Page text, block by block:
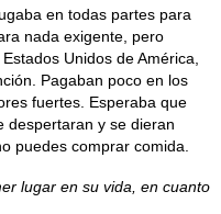
en todas partes para
nada exigente, pero
Unidos de América,
Pagaban poco en los
fuertes. Esperaba que
despertaran y se dieran
puedes comprar comida.
lugar en su vida, en cuanto